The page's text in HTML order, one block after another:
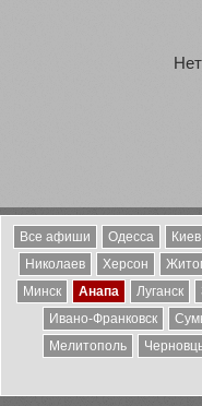
Все афиши Одесса Киев
Николаев
Херсон
Минск
Анапа Луганск
Ивано-Франковск
Мелитополь